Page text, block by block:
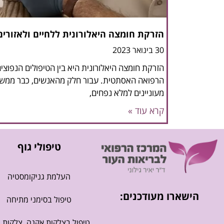
הזרקת חומצה היאלורונית ללחיים
30 בינואר 2023
הזרקת חומצה היאלורונית היא בין הטיפולים
הרפואה האסתטית. עבור חלק מהאנשים, כבר ממש
מעוניינים למלא נפחים,
קרא עוד »
הישארו מעודכנים:
טיפולי גוף
העלמת גניקומסטיה
טיפול בסימני מתיחה